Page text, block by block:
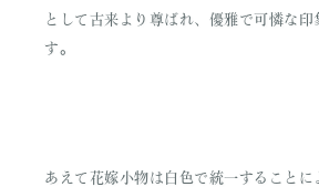
として古来より尊ばれ、優雅で可憐な印
す。
あえて花嫁小物は白色で統一すること